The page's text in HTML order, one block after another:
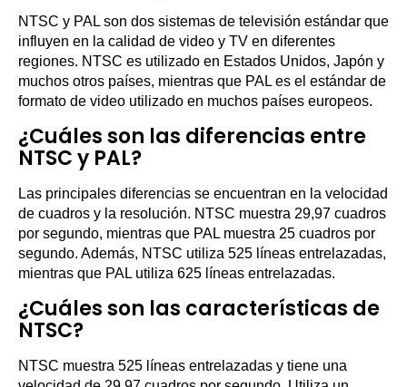
NTSC y PAL son dos sistemas de televisión estándar que
influyen en la calidad de video y TV en diferentes
regiones. NTSC es utilizado en Estados Unidos, Japón y
muchos otros países, mientras que PAL es el estándar de
formato de video utilizado en muchos países europeos.
¿Cuáles son las diferencias entre
NTSC y PAL?
Las principales diferencias se encuentran en la velocidad
de cuadros y la resolución. NTSC muestra 29,97 cuadros
por segundo, mientras que PAL muestra 25 cuadros por
segundo. Además, NTSC utiliza 525 líneas entrelazadas,
mientras que PAL utiliza 625 líneas entrelazadas.
¿Cuáles son las características de
NTSC?
NTSC muestra 525 líneas entrelazadas y tiene una